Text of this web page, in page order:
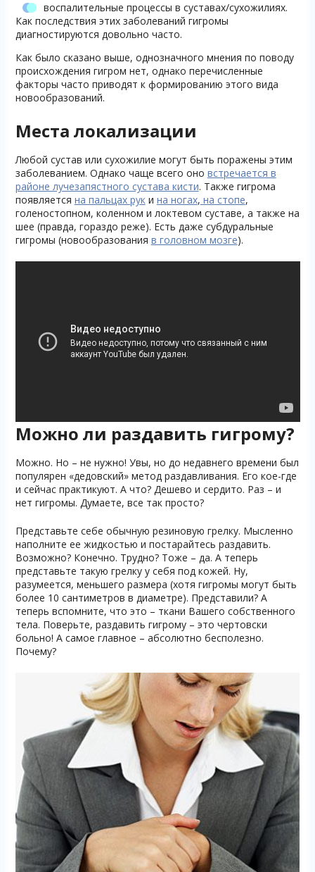
воспалительные процессы в суставах/сухожилиях.
Как последствия этих заболеваний гигромы
диагностируются довольно часто.
Как было сказано выше, однозначного мнения по поводу
происхождения гигром нет, однако перечисленные
факторы часто приводят к формированию этого вида
новообразований.
Места локализации
Любой сустав или сухожилие могут быть поражены этим
заболеванием. Однако чаще всего оно встречается в
районе лучезапястного сустава кисти. Также гигрома
появляется на пальцах руки на ногах, на стопе,
голеностопном, коленном и локтевом суставе, а также на
шее (правда, гораздо реже). Есть даже субдуральные
гигромы (новообразования в головном мозге).
Можно ли раздавить гигрому?
Можно. Но – не нужно! Увы, но до недавнего времени был
популярен «дедовский» метод раздавливания. Его кое-где
и сейчас практикуют. А что? Дешево и сердито. Раз – и
нет гигромы. Думаете, все так просто?
Представьте себе обычную резиновую грелку. Мысленно
наполните ее жидкостью и постарайтесь раздавить.
Возможно? Конечно. Трудно? Тоже – да. А теперь
представьте такую грелку у себя под кожей. Ну,
разумеется, меньшего размера (хотя гигромы могут быть
более 10 сантиметров в диаметре). Представили? А
теперь вспомните, что это – ткани Вашего собственного
тела. Поверьте, раздавить гигрому – это чертовски
больно! А самое главное – абсолютно бесполезно.
Почему?